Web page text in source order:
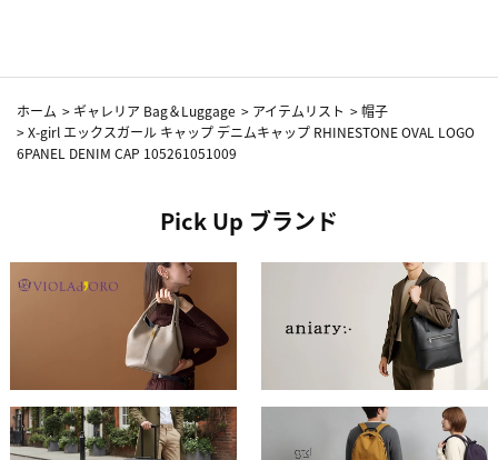
ホーム > ギャレリア Bag＆Luggage > アイテムリスト >帽子
>X-girl エックスガール キャップ デニムキャップ RHINESTONE OVAL LOGO
6PANEL DENIM CAP 105261051009
Pick Up ブランド